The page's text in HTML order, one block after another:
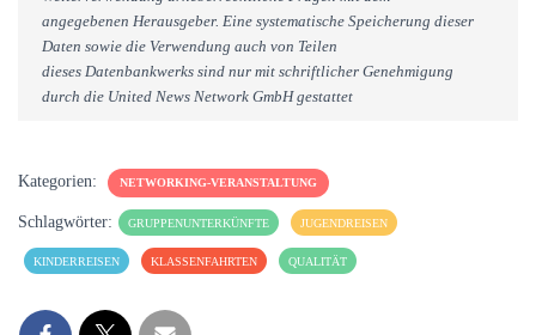
angegebenen Herausgeber. Eine systematische Speicherung dieser
Daten sowie die Verwendung auch von Teilen
dieses Datenbankwerks sind nur mit schriftlicher Genehmigung
durch die United News Network GmbH gestattet
Kategorien: NETWORKING-VERANSTALTUNG
Schlagwörter: GRUPPENUNTERKÜNFTE JUGENDREISEN
KINDERREISEN KLASSENFAHRTEN QUALITÄT